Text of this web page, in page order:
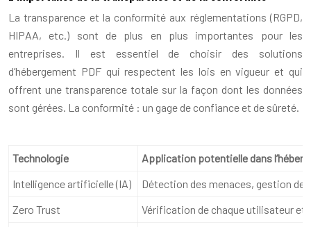
La transparence et la conformité aux réglementations (RGPD,
HIPAA, etc.) sont de plus en plus importantes pour les
entreprises. Il est essentiel de choisir des solutions
d’hébergement PDF qui respectent les lois en vigueur et qui
offrent une transparence totale sur la façon dont les données
sont gérées. La conformité : un gage de confiance et de sûreté.
Technologie
Application potentielle dans
Intelligence artificielle (IA)
Détection des menaces, gestion
Zero Trust
Vérification de chaque utilisateur et